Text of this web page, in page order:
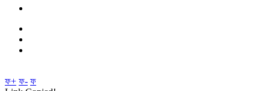
ফ+ ফ- ফ